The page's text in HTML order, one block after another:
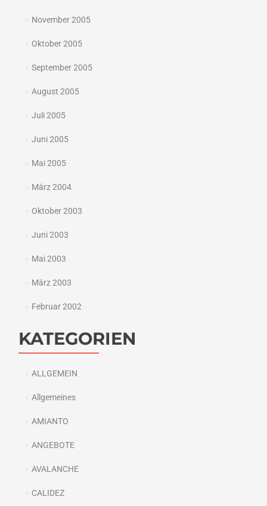
November 2005
Oktober 2005
September 2005
August 2005
Juli 2005
Juni 2005
Mai 2005
März 2004
Oktober 2003
Juni 2003
Mai 2003
März 2003
Februar 2002
KATEGORIEN
ALLGEMEIN
Allgemeines
AMIANTO
ANGEBOTE
AVALANCHE
CALIDEZ